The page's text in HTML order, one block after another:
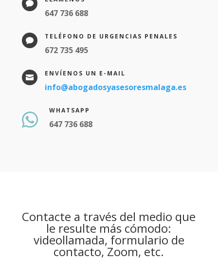

647 736 688
 TELÉFONO DE URGENCIAS PENALES
672 735 495
 ENVÍENOS UN E-MAIL
info@abogadosyasesoresmalaga.es

WHATSAPP
647 736 688
Contacte a través del medio que
le resulte más cómodo:
videollamada, formulario de
contacto, Zoom, etc.